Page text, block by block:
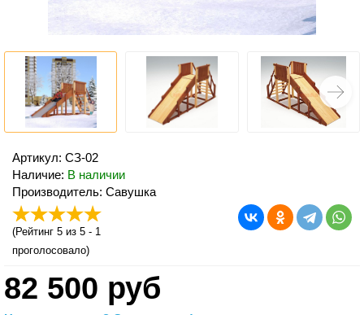
Артикул: СЗ-02
Наличие: В наличии
Производитель: Савушка
(Рейтинг 5 из 5 - 1
проголосовало)
82 500 руб